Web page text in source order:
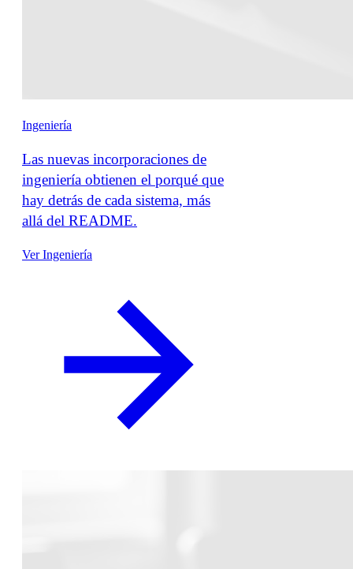
Ingeniería
Las nuevas incorporaciones de
ingeniería obtienen el porqué que
hay detrás de cada sistema, más
allá del README.
Ver Ingeniería